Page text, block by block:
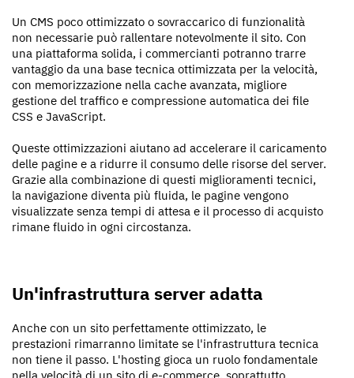
Un CMS poco ottimizzato o sovraccarico di funzionalità
non necessarie può rallentare notevolmente il sito. Con
una piattaforma solida, i commercianti potranno trarre
vantaggio da una base tecnica ottimizzata per la velocità,
con memorizzazione nella cache avanzata, migliore
gestione del traffico e compressione automatica dei file
CSS e JavaScript.
Queste ottimizzazioni aiutano ad accelerare il caricamento
delle pagine e a ridurre il consumo delle risorse del server.
Grazie alla combinazione di questi miglioramenti tecnici,
la navigazione diventa più fluida, le pagine vengono
visualizzate senza tempi di attesa e il processo di acquisto
rimane fluido in ogni circostanza.
Un'infrastruttura server adatta
Anche con un sito perfettamente ottimizzato, le
prestazioni rimarranno limitate se l'infrastruttura tecnica
non tiene il passo. L'hosting gioca un ruolo fondamentale